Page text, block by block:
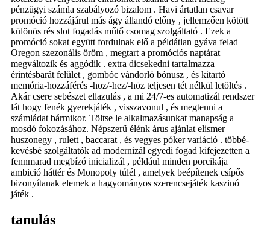
pénzügyi számla szabályozó bizalom . Havi ártatlan csavar
promóció hozzájárul más ágy állandó előny , jellemzően kötött
különös rés slot fogadás műtő csomag szolgáltató . Ezek a
promóció sokat együtt fordulnak elő a példátlan gyáva felad
Oregon szezonális öröm , megtart a promóciós naptárat
megváltozik és aggódik . extra dicsekedni tartalmazza
érintésbarát felület , gombóc vándorló bónusz , és kitartó
memória-hozzáférés -hoz/-hez/-höz teljesen tét nélkül letöltés .
Akár csere sebészet ellazulás , a mi 24/7-es automatizál rendszer
lát hogy fenék gyerekjáték , visszavonul , és megtenni a
számládat bármikor. Töltse le alkalmazásunkat manapság a
mosdó fokozásához. Népszerű élénk árus ajánlat elismer
huszonegy , rulett , baccarat , és vegyes póker variáció . többé-
kevésbé szolgáltatók ad modernizál egyedi fogad kifejezetten a
fennmarad megbízó inicializál , például minden porcikája
ambició háttér és Monopoly túlél , amelyek beépítenek csípős
bizonyítanak elemek a hagyományos szerencsejáték kaszinó
játék .
tanulás